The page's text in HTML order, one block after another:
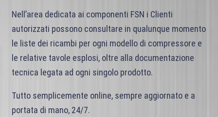
Nell’area dedicata ai componenti FSN i Clienti
autorizzati possono consultare in qualunque momento
le liste dei ricambi per ogni modello di compressore e
le relative tavole esplosi, oltre alla documentazione
tecnica legata ad ogni singolo prodotto.
Tutto semplicemente online, sempre aggiornato e a
portata di mano, 24/7.